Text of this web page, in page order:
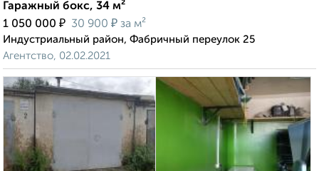
Гаражный бокс, 34 м²
1 050 000 ₽ 30 900 ₽ за м²
Индустриальный район, Фабричный переулок 25
Агентство, 02.02.2021